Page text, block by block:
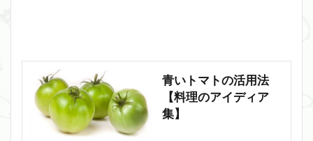
青いトマトの活用法
【料理のアイディア
集】